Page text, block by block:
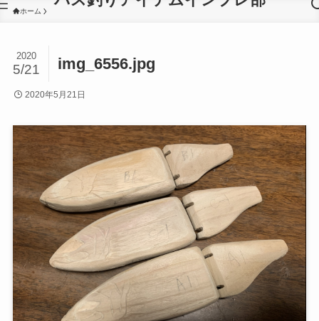
ホーム
img_6556.jpg
2020
5/21
2020年5月21日